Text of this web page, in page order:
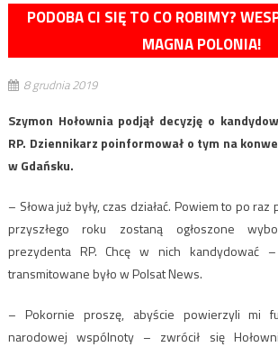
PODOBA CI SIĘ TO CO ROBIMY?
MAGNA POLONIA!
8 grudnia 2019
Szymon Hołownia podjął decyzję o
RP. Dziennikarz poinformował o tym na
w Gdańsku.
– Słowa już były, czas działać. Powiem to po
przyszłego roku zostaną ogłoszone
prezydenta RP. Chcę w nich kandydować –
transmitowane było w Polsat News.
– Pokornie proszę, abyście powierzyli mi
narodowej wspólnoty – zwrócił się